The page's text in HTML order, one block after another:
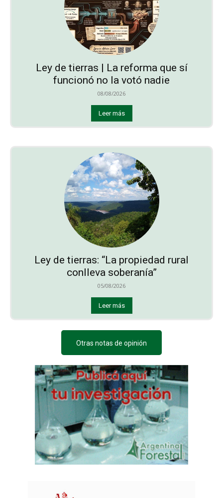
Ley de tierras | La reforma que sí
funcionó no la votó nadie
08/08/2026
Leer más
Ley de tierras: “La propiedad rural
conlleva soberanía”
05/08/2026
Leer más
Otras notas de opinión